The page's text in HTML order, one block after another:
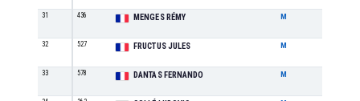
31 436 MENGES RÉMY M
32 527 FRUCTUS JULES M
33 578 DANTAS FERNANDO M